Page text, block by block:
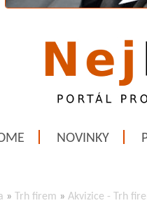
NOVINKY
» Trh firem » Akvizice - Trh